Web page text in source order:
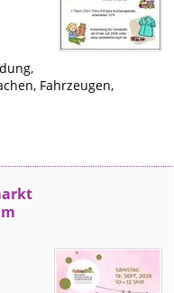
Fahrzeugen,